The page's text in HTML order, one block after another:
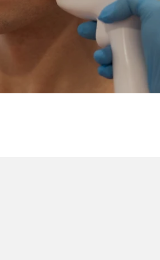
IPL I CZY WARTO GO STOSOWAĆ
(profesjonalny) jest najskuteczniejszy?
- efekty, które przekonają Cię do
o których warto wiedzieć
czy diodowy? Porównanie